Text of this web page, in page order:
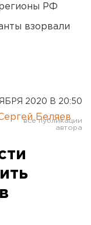
РФ
взорвали
2020 В 20:50
Беляев